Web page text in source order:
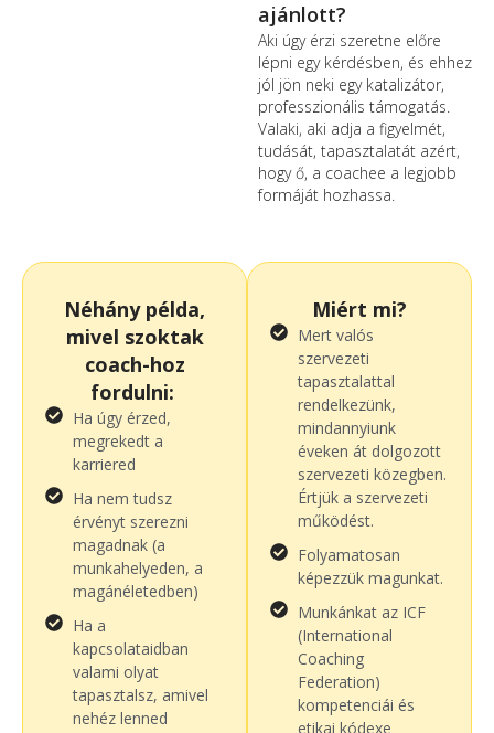
ajánlott?
Aki úgy érzi szeretne előre
lépni egy kérdésben, és ehhez
jól jön neki egy katalizátor,
professzionális támogatás.
Valaki, aki adja a figyelmét,
tudását, tapasztalatát azért,
hogy ő, a coachee a legjobb
formáját hozhassa.
Néhány példa,
mivel szoktak
coach-hoz
fordulni:
Ha úgy érzed,
megrekedt a
karriered
Ha nem tudsz
érvényt szerezni
magadnak (a
munkahelyeden, a
magánéletedben)
Ha a
kapcsolataidban
valami olyat
tapasztalsz, amivel
nehéz lenned
Miért mi?
Mert valós
szervezeti
tapasztalattal
rendelkezünk,
mindannyiunk
éveken át dolgozott
szervezeti közegben.
Értjük a szervezeti
működést.
Folyamatosan
képezzük magunkat.
Munkánkat az ICF
(International
Coaching
Federation)
kompetenciái és
etikai kódexe